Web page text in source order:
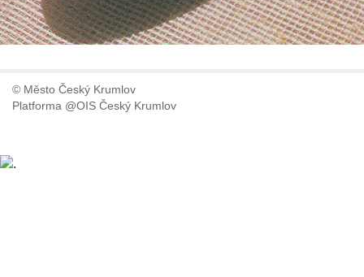
© Město Český Krumlov
Platforma @OIS Český Krumlov